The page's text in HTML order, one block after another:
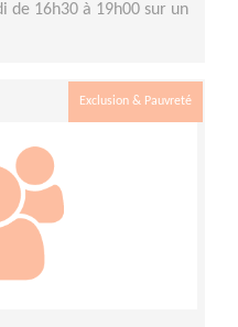
de 16h30 à 19h00 sur un
Exclusion & Pauvreté